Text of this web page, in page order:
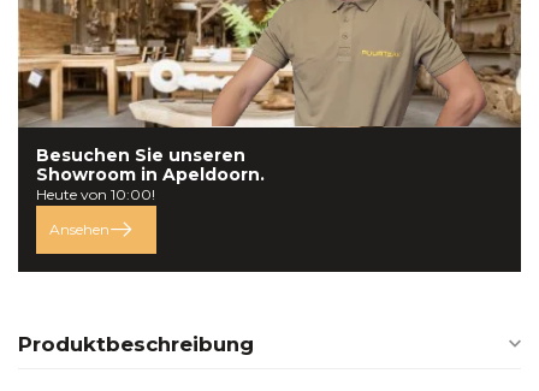
Besuchen Sie unseren
Showroom in Apeldoorn.
Heute von 10:00!
Ansehen
Produktbeschreibung